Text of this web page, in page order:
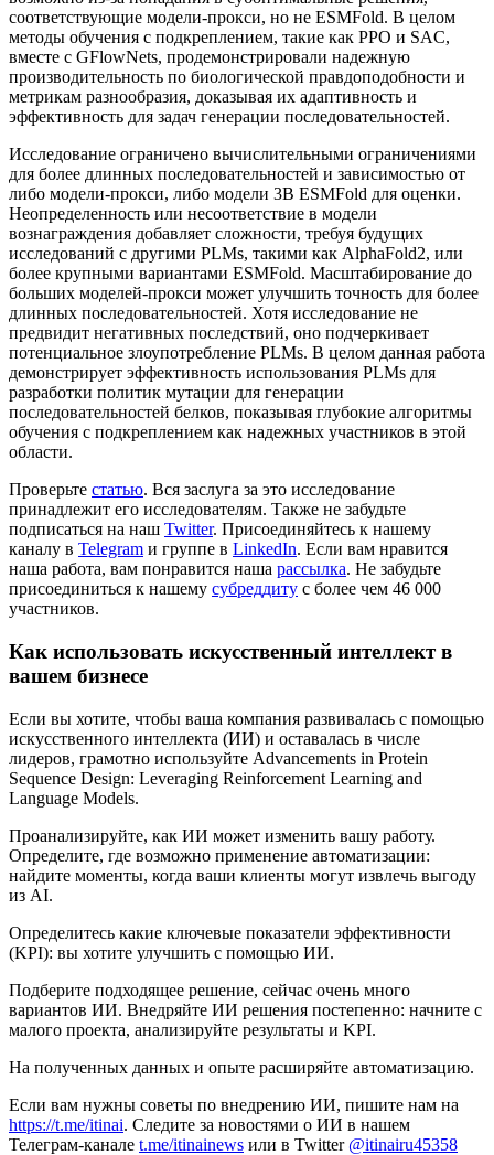
соответствующие модели-прокси, но не ESMFold. В целом
методы обучения с подкреплением, такие как PPO и SAC,
вместе с GFlowNets, продемонстрировали надежную
производительность по биологической правдоподобности и
метрикам разнообразия, доказывая их адаптивность и
эффективность для задач генерации последовательностей.
Исследование ограничено вычислительными ограничениями
для более длинных последовательностей и зависимостью от
либо модели-прокси, либо модели 3B ESMFold для оценки.
Неопределенность или несоответствие в модели
вознаграждения добавляет сложности, требуя будущих
исследований с другими PLMs, такими как AlphaFold2, или
более крупными вариантами ESMFold. Масштабирование до
больших моделей-прокси может улучшить точность для более
длинных последовательностей. Хотя исследование не
предвидит негативных последствий, оно подчеркивает
потенциальное злоупотребление PLMs. В целом данная работа
демонстрирует эффективность использования PLMs для
разработки политик мутации для генерации
последовательностей белков, показывая глубокие алгоритмы
обучения с подкреплением как надежных участников в этой
области.
Проверьте статью. Вся заслуга за это исследование
принадлежит его исследователям. Также не забудьте
подписаться на наш Twitter. Присоединяйтесь к нашему
каналу в Telegram и группе в LinkedIn. Если вам нравится
наша работа, вам понравится наша рассылка. Не забудьте
присоединиться к нашему субреддиту с более чем 46 000
участников.
Как использовать искусственный интеллект в
вашем бизнесе
Если вы хотите, чтобы ваша компания развивалась с помощью
искусственного интеллекта (ИИ) и оставалась в числе
лидеров, грамотно используйте Advancements in Protein
Sequence Design: Leveraging Reinforcement Learning and
Language Models.
Проанализируйте, как ИИ может изменить вашу работу.
Определите, где возможно применение автоматизации:
найдите моменты, когда ваши клиенты могут извлечь выгоду
из AI.
Определитесь какие ключевые показатели эффективности
(KPI): вы хотите улучшить с помощью ИИ.
Подберите подходящее решение, сейчас очень много
вариантов ИИ. Внедряйте ИИ решения постепенно: начните с
малого проекта, анализируйте результаты и KPI.
На полученных данных и опыте расширяйте автоматизацию.
Если вам нужны советы по внедрению ИИ, пишите нам на
https://t.me/itinai. Следите за новостями о ИИ в нашем
Телеграм-канале t.me/itinainews или в Twitter @itinairu45358